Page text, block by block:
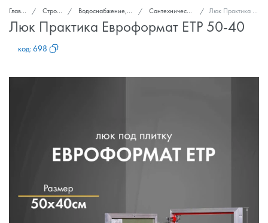
Главная Стройка и ремонт Водоснабжение, канализация, вентиляция Сантехнические ревизионные люки Люк Практика Евроформат ЕТР 50-40
Люк Практика Евроформат ЕТР 50-40
код:698